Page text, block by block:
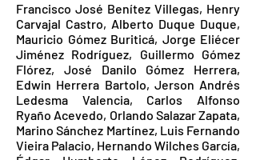
Francisco José Benítez Villegas, Henry
Carvajal Castro, Alberto Duque Duque,
Mauricio Gómez Buriticá, Jorge Eliécer
Jiménez Rodríguez, Guillermo Gómez
Flórez, José Danilo Gómez Herrera,
Edwin Herrera Bartolo, Jerson Andrés
Ledesma Valencia, Carlos Alfonso
Ryaño Acevedo, Orlando Salazar Zapata,
Marino Sánchez Martínez, Luis Fernando
Vieira Palacio, Hernando Wilches García,